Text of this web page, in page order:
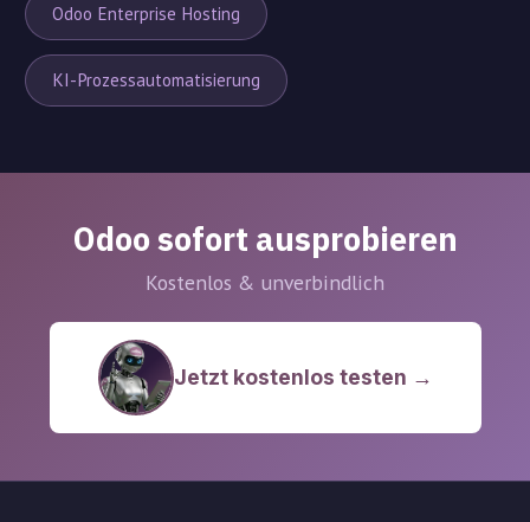
Odoo Enterprise Hosting
KI-Prozessautomatisierung
Odoo sofort ausprobieren
Kostenlos & unverbindlich
Jetzt kostenlos testen →